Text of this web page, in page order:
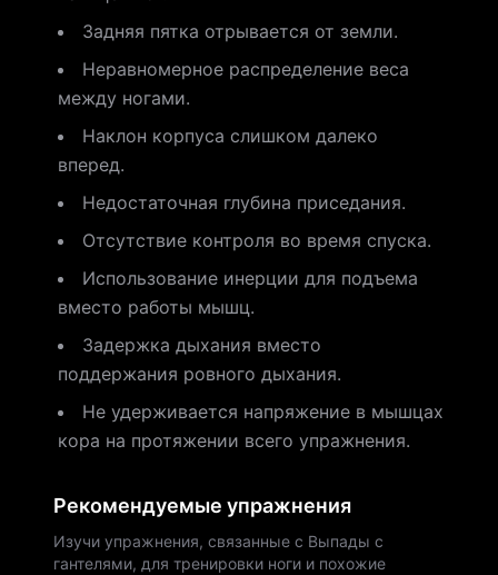
Задняя пятка отрывается от земли.
Неравномерное распределение веса
между ногами.
Наклон корпуса слишком далеко
вперед.
Недостаточная глубина приседания.
Отсутствие контроля во время спуска.
Использование инерции для подъема
вместо работы мышц.
Задержка дыхания вместо
поддержания ровного дыхания.
Не удерживается напряжение в мышцах
кора на протяжении всего упражнения.
Рекомендуемые упражнения
Изучи упражнения, связанные с Выпады с
гантелями, для тренировки ноги и похожие